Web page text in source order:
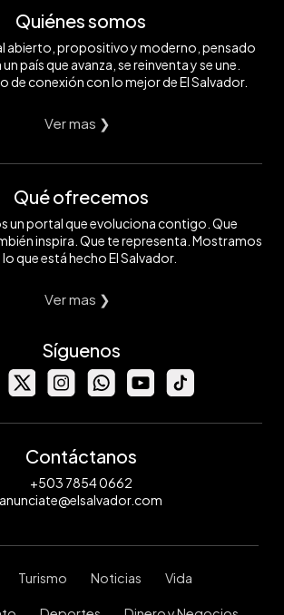
Quiénes somos
abierto, propositivo y moderno, pensado
país que avanza, se reinventa y se une.
de conexión con lo mejor de El Salvador.
Ver mas ❯
Qué ofrecemos
un portal que evoluciona contigo. Que
inspira. Que te representa. Mostramos
lo que está hecho El Salvador.
Ver mas ❯
Síguenos
Contáctanos
+503 7854 0662
anunciate@elsalvador.com
Turismo Noticias Vida